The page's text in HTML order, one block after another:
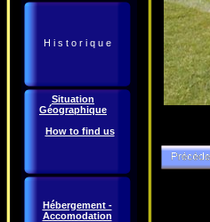
H i s t o r i q u e
Situation
Géographique
How to find us
Hébergement -
Accomodation